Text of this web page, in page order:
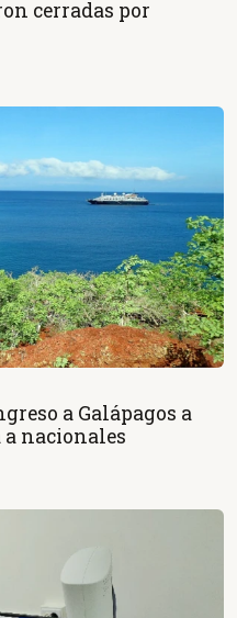
cerradas por
a Galápagos a
nacionales